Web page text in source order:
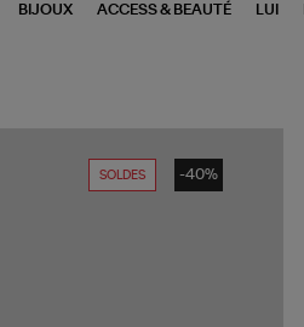
BIJOUX ACCESS & BEAUTÉ LUI
SOLDES -40%